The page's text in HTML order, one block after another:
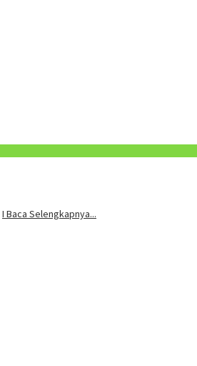
I Baca Selengkapnya...